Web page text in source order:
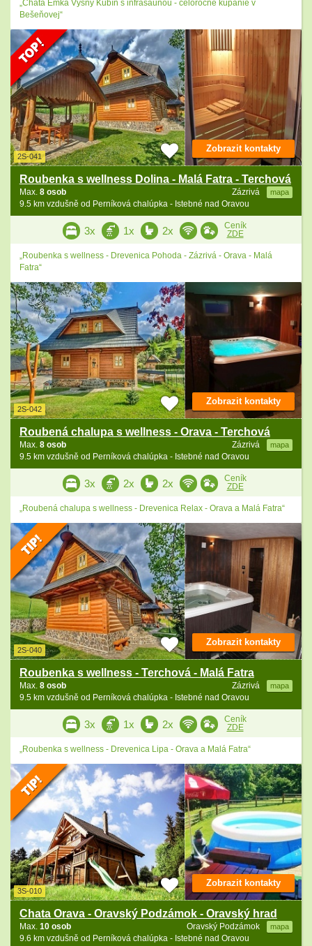
„Chata Emka Vyšný Kubín s infrasaunou - celoročné kúpanie v
Bešeňovej“
2S-041
Roubenka s wellness Dolina - Malá Fatra - Terchová
Zázrivá mapa
Max. 8 osob
9.5 km vzdušně od Perníková chalúpka - Istebné nad Oravou
Zobrazit kontakty
3x 1x 2x
Ceník
ZDE
„Roubenka s wellness - Drevenica Pohoda - Zázrivá - Orava - Malá
Fatra“
2S-042
Roubená chalupa s wellness - Orava - Terchová
Zázrivá mapa
Max. 8 osob
9.5 km vzdušně od Perníková chalúpka - Istebné nad Oravou
Zobrazit kontakty
3x 2x 2x
Ceník
ZDE
„Roubená chalupa s wellness - Drevenica Relax - Orava a Malá Fatra“
2S-040
Roubenka s wellness - Terchová - Malá Fatra
Zázrivá mapa
Max. 8 osob
9.5 km vzdušně od Perníková chalúpka - Istebné nad Oravou
Zobrazit kontakty
3x 1x 2x
Ceník
ZDE
„Roubenka s wellness - Drevenica Lipa - Orava a Malá Fatra“
3S-010
Chata Orava - Oravský Podzámok - Oravský hrad
Oravský Podzámok mapa
Max. 10 osob
9.6 km vzdušně od Perníková chalúpka - Istebné nad Oravou
Zobrazit kontakty